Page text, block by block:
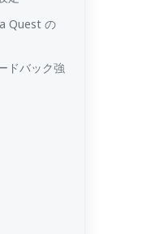
Quest の
ドバック強